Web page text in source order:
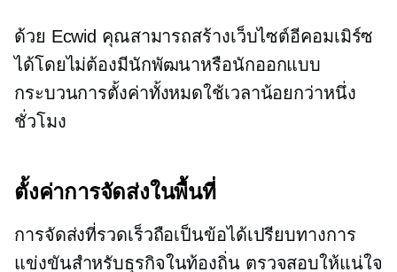
ด้วย Ecwid คุณสามารถสร้างเว็บไซต์อีคอมเมิร์ซ
ได้โดยไม่ต้องมีนักพัฒนาหรือนักออกแบบ
กระบวนการตั้งค่าทั้งหมดใช้เวลาน้อยกว่าหนึ่ง
ชั่วโมง
ตั้งค่าการจัดส่งในพื้นที่
การจัดส่งที่รวดเร็วถือเป็นข้อได้เปรียบทางการ
แข่งขันสำหรับธุรกิจในท้องถิ่น ตรวจสอบให้แน่ใจ